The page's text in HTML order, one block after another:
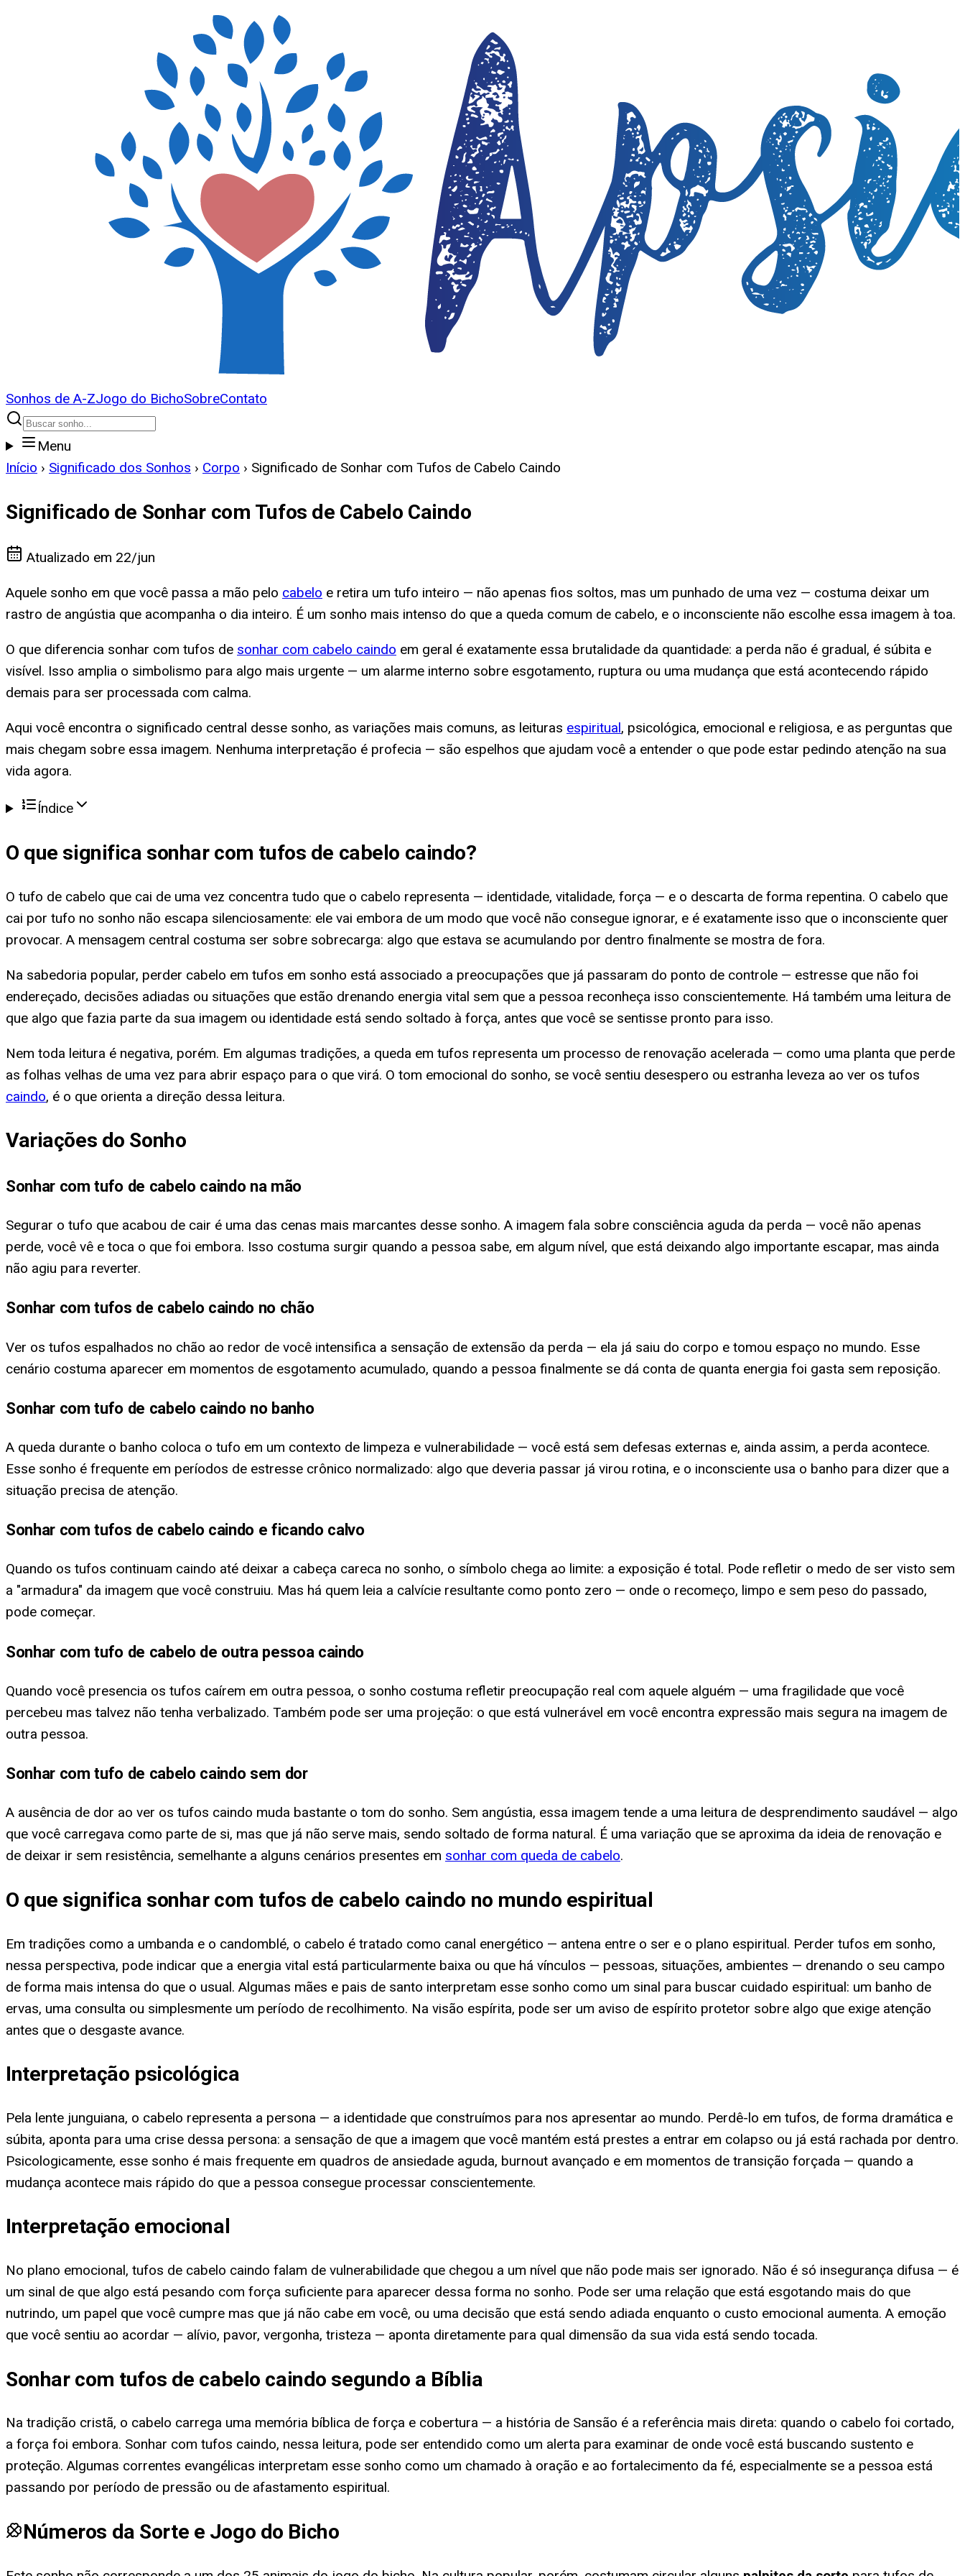
Sonhos de A-ZJogo do BichoSobreContato
Menu
Início › Significado dos Sonhos › Corpo › Significado de Sonhar com Tufos de Cabelo Caindo
Significado de Sonhar com Tufos de Cabelo Caindo
Atualizado em 22/jun
Aquele sonho em que você passa a mão pelo cabelo e retira um tufo inteiro — não apenas fios soltos, mas um punhado de uma vez — costuma deixar um
rastro de angústia que acompanha o dia inteiro. É um sonho mais intenso do que a queda comum de cabelo, e o inconsciente não escolhe essa imagem à toa.
O que diferencia sonhar com tufos de sonhar com cabelo caindo em geral é exatamente essa brutalidade da quantidade: a perda não é gradual, é súbita e
visível. Isso amplia o simbolismo para algo mais urgente — um alarme interno sobre esgotamento, ruptura ou uma mudança que está acontecendo rápido
demais para ser processada com calma.
Aqui você encontra o significado central desse sonho, as variações mais comuns, as leituras espiritual, psicológica, emocional e religiosa, e as perguntas que
mais chegam sobre essa imagem. Nenhuma interpretação é profecia — são espelhos que ajudam você a entender o que pode estar pedindo atenção na sua
vida agora.
Índice
O que significa sonhar com tufos de cabelo caindo?
O tufo de cabelo que cai de uma vez concentra tudo que o cabelo representa — identidade, vitalidade, força — e o descarta de forma repentina. O cabelo que
cai por tufo no sonho não escapa silenciosamente: ele vai embora de um modo que você não consegue ignorar, e é exatamente isso que o inconsciente quer
provocar. A mensagem central costuma ser sobre sobrecarga: algo que estava se acumulando por dentro finalmente se mostra de fora.
Na sabedoria popular, perder cabelo em tufos em sonho está associado a preocupações que já passaram do ponto de controle — estresse que não foi
endereçado, decisões adiadas ou situações que estão drenando energia vital sem que a pessoa reconheça isso conscientemente. Há também uma leitura de
que algo que fazia parte da sua imagem ou identidade está sendo soltado à força, antes que você se sentisse pronto para isso.
Nem toda leitura é negativa, porém. Em algumas tradições, a queda em tufos representa um processo de renovação acelerada — como uma planta que perde
as folhas velhas de uma vez para abrir espaço para o que virá. O tom emocional do sonho, se você sentiu desespero ou estranha leveza ao ver os tufos
caindo, é o que orienta a direção dessa leitura.
Variações do Sonho
Sonhar com tufo de cabelo caindo na mão
Segurar o tufo que acabou de cair é uma das cenas mais marcantes desse sonho. A imagem fala sobre consciência aguda da perda — você não apenas
perde, você vê e toca o que foi embora. Isso costuma surgir quando a pessoa sabe, em algum nível, que está deixando algo importante escapar, mas ainda
não agiu para reverter.
Sonhar com tufos de cabelo caindo no chão
Ver os tufos espalhados no chão ao redor de você intensifica a sensação de extensão da perda — ela já saiu do corpo e tomou espaço no mundo. Esse
cenário costuma aparecer em momentos de esgotamento acumulado, quando a pessoa finalmente se dá conta de quanta energia foi gasta sem reposição.
Sonhar com tufo de cabelo caindo no banho
A queda durante o banho coloca o tufo em um contexto de limpeza e vulnerabilidade — você está sem defesas externas e, ainda assim, a perda acontece.
Esse sonho é frequente em períodos de estresse crônico normalizado: algo que deveria passar já virou rotina, e o inconsciente usa o banho para dizer que a
situação precisa de atenção.
Sonhar com tufos de cabelo caindo e ficando calvo
Quando os tufos continuam caindo até deixar a cabeça careca no sonho, o símbolo chega ao limite: a exposição é total. Pode refletir o medo de ser visto sem
a "armadura" da imagem que você construiu. Mas há quem leia a calvície resultante como ponto zero — onde o recomeço, limpo e sem peso do passado,
pode começar.
Sonhar com tufo de cabelo de outra pessoa caindo
Quando você presencia os tufos caírem em outra pessoa, o sonho costuma refletir preocupação real com aquele alguém — uma fragilidade que você
percebeu mas talvez não tenha verbalizado. Também pode ser uma projeção: o que está vulnerável em você encontra expressão mais segura na imagem de
outra pessoa.
Sonhar com tufo de cabelo caindo sem dor
A ausência de dor ao ver os tufos caindo muda bastante o tom do sonho. Sem angústia, essa imagem tende a uma leitura de desprendimento saudável — algo
que você carregava como parte de si, mas que já não serve mais, sendo soltado de forma natural. É uma variação que se aproxima da ideia de renovação e
de deixar ir sem resistência, semelhante a alguns cenários presentes em sonhar com queda de cabelo.
O que significa sonhar com tufos de cabelo caindo no mundo espiritual
Em tradições como a umbanda e o candomblé, o cabelo é tratado como canal energético — antena entre o ser e o plano espiritual. Perder tufos em sonho,
nessa perspectiva, pode indicar que a energia vital está particularmente baixa ou que há vínculos — pessoas, situações, ambientes — drenando o seu campo
de forma mais intensa do que o usual. Algumas mães e pais de santo interpretam esse sonho como um sinal para buscar cuidado espiritual: um banho de
ervas, uma consulta ou simplesmente um período de recolhimento. Na visão espírita, pode ser um aviso de espírito protetor sobre algo que exige atenção
antes que o desgaste avance.
Interpretação psicológica
Pela lente junguiana, o cabelo representa a persona — a identidade que construímos para nos apresentar ao mundo. Perdê-lo em tufos, de forma dramática e
súbita, aponta para uma crise dessa persona: a sensação de que a imagem que você mantém está prestes a entrar em colapso ou já está rachada por dentro.
Psicologicamente, esse sonho é mais frequente em quadros de ansiedade aguda, burnout avançado e em momentos de transição forçada — quando a
mudança acontece mais rápido do que a pessoa consegue processar conscientemente.
Interpretação emocional
No plano emocional, tufos de cabelo caindo falam de vulnerabilidade que chegou a um nível que não pode mais ser ignorado. Não é só insegurança difusa — é
um sinal de que algo está pesando com força suficiente para aparecer dessa forma no sonho. Pode ser uma relação que está esgotando mais do que
nutrindo, um papel que você cumpre mas que já não cabe em você, ou uma decisão que está sendo adiada enquanto o custo emocional aumenta. A emoção
que você sentiu ao acordar — alívio, pavor, vergonha, tristeza — aponta diretamente para qual dimensão da sua vida está sendo tocada.
Sonhar com tufos de cabelo caindo segundo a Bíblia
Na tradição cristã, o cabelo carrega uma memória bíblica de força e cobertura — a história de Sansão é a referência mais direta: quando o cabelo foi cortado,
a força foi embora. Sonhar com tufos caindo, nessa leitura, pode ser entendido como um alerta para examinar de onde você está buscando sustento e
proteção. Algumas correntes evangélicas interpretam esse sonho como um chamado à oração e ao fortalecimento da fé, especialmente se a pessoa está
passando por período de pressão ou de afastamento espiritual.
Números da Sorte e Jogo do Bicho